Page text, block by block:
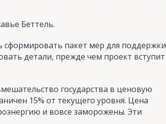
Беттель.
сформировать пакет мер для поддержки
детали, прежде чем проект вступит
государства в ценовую
15% от текущего уровня. Цена
и вовсе заморожены. Эти